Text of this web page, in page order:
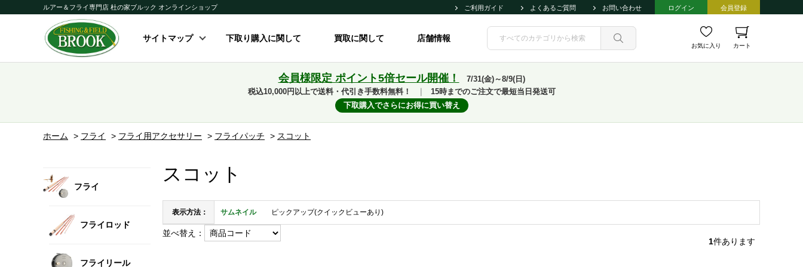
ルアー＆フライ専門店 杜の家ブルック オンラインショップ ご利用ガイド よくあるご質問 お問い合わせ ログイン 会員登録
サイトマップ 下取り購入に関して 買取に関して 店舗情報
お気に入り カート
会員様限定 ポイント5倍セール開催！
7/31(金)～8/9(日)
税込10,000円以上で送料・代引き手数料無料！
15時までのご注文で最短当日発送可
下取購入でさらにお得に買い替え
ホーム > フライ > フライ用アクセサリー > フライパッチ > スコット
フライ
フライロッド
フライリール
スコット
表示方法： サムネイル ピックアップ(クイックビューあり)
並べ替え：
1件あります